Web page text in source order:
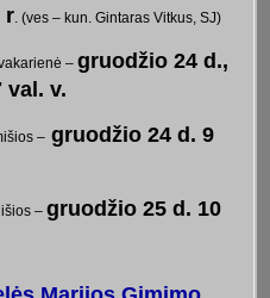
r. (ves – kun. Gintaras Vitkus, SJ)
– gruodžio 24 d.,
val. v.
–gruodžio 24 d. 9
– gruodžio 25 d. 10